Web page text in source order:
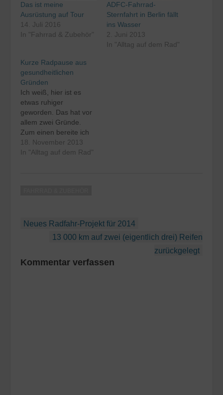
Das ist meine
Ausrüstung auf Tour
14. Juli 2016
In "Fahrrad & Zubehör"
ADFC-Fahrrad-
Sternfahrt in Berlin fällt
ins Wasser
2. Juni 2013
In "Alltag auf dem Rad"
Kurze Radpause aus
gesundheitlichen
Gründen
Ich weiß, hier ist es
etwas ruhiger
geworden. Das hat vor
allem zwei Gründe.
Zum einen bereite ich
derzeit meine
Reiseberichte vor, zum
ich derzeit. Heute war
ich mit meinen
Problemen endlich mal
18. November 2013
In "Alltag auf dem Rad"
Beitragsnavigation
Neues Radfahr-Projekt für 2014
13 000 km auf zwei (eigentlich drei) Reifen
zurückgelegt
Kommentar verfassen